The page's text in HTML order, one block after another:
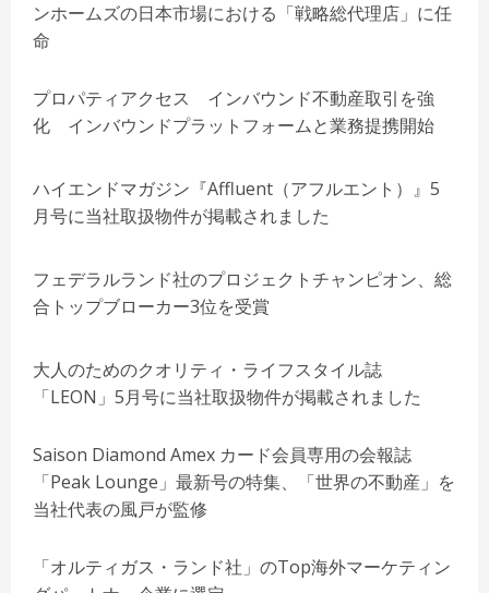
ンホームズの日本市場における「戦略総代理店」に任
命
プロパティアクセス インバウンド不動産取引を強
化 インバウンドプラットフォームと業務提携開始
ハイエンドマガジン『Affluent（アフルエント）』5
月号に当社取扱物件が掲載されました
フェデラルランド社のプロジェクトチャンピオン、総
合トップブローカー3位を受賞
大人のためのクオリティ・ライフスタイル誌
「LEON」5月号に当社取扱物件が掲載されました
Saison Diamond Amex カード会員専用の会報誌
「Peak Lounge」最新号の特集、「世界の不動産」を
当社代表の風戸が監修
「オルティガス・ランド社」のTop海外マーケティン